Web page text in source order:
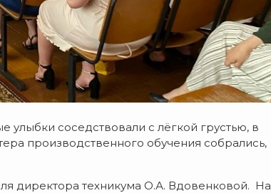
соседствовали с лёгкой грустью, в
производственного обучения собрались,
директора техникума О.А. Вдовенковой. На